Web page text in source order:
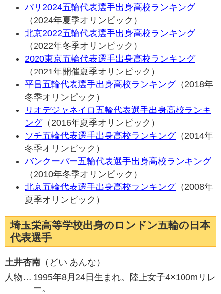
パリ2024五輪代表選手出身高校ランキング
（2024年夏季オリンピック）
北京2022五輪代表選手出身高校ランキング
（2022年冬季オリンピック）
2020東京五輪代表選手出身高校ランキング
（2021年開催夏季オリンピック）
平昌五輪代表選手出身高校ランキング（2018年
冬季オリンピック）
リオデジャネイロ五輪代表選手出身高校ランキ
ング（2016年夏季オリンピック）
ソチ五輪代表選手出身高校ランキング（2014年
冬季オリンピック）
バンクーバー五輪代表選手出身高校ランキング
（2010年冬季オリンピック）
北京五輪代表選手出身高校ランキング（2008年
夏季オリンピック）
埼玉栄高等学校出身のロンドン五輪の日本
代表選手
土井杏南 （どい あんな）
人物… 1995年8月24日生まれ。陸上女子4×100mリレ
ー。